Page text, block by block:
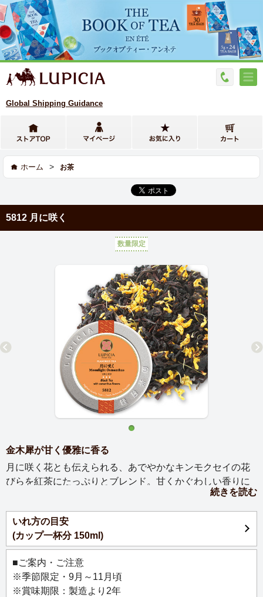
Global Shipping Guidance
ホーム > お茶
5812 月に咲く
数量限定
金木犀が甘く優雅に香る
月に咲く花とも伝えられる、あでやかなキンモクセイの花
びらを紅茶にたっぷりとブレンド。甘くかぐわしい香りに
続きを読む
いれ方の目安
(カップ一杯分 150ml)
■ご案内・ご注意
※季節限定・9月～11月頃
※賞味期限：製造より2年